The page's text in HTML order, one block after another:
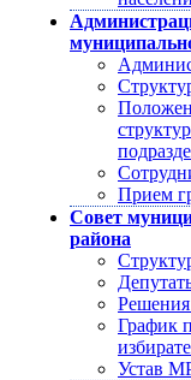
Прием
Совет
района
График
Устав